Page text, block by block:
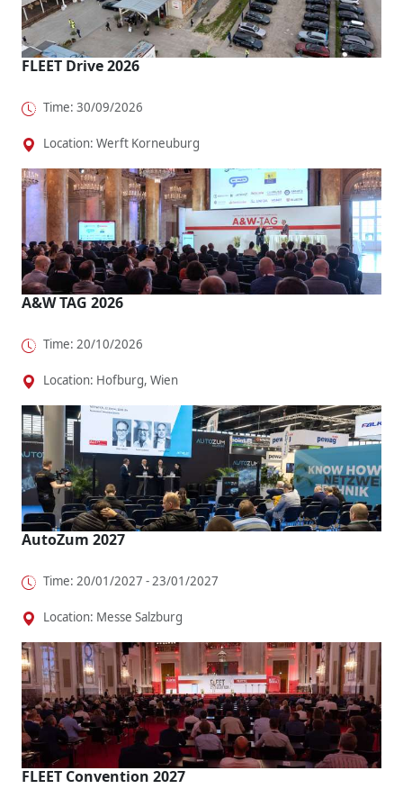
FLEET Drive 2026
Time: 30/09/2026
Location: Werft Korneuburg
A&W TAG 2026
Time: 20/10/2026
Location: Hofburg, Wien
AutoZum 2027
Time: 20/01/2027 - 23/01/2027
Location: Messe Salzburg
FLEET Convention 2027